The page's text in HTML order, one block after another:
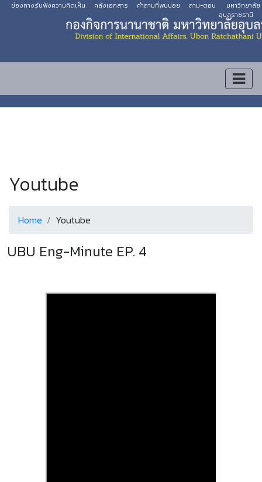
ช่องทางรับฟังความคิดเห็น คลังเอกสาร คำถามที่พบบ่อย ถาม-ตอบ
มหาวิทยาลัย
อุบลราชธานี
Youtube
Home Youtube
UBU Eng-Minute EP. 4